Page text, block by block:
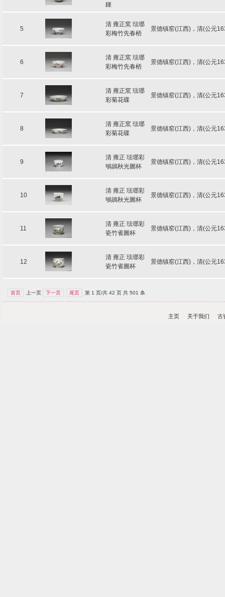
鍾
5
清 雍正窯 琺瑯
彩梅竹先春桮
景德镇窑(江西)，清(公元
6
清 雍正窯 琺瑯
彩梅竹先春桮
景德镇窑(江西)，清(公元
7
清 雍正窯 琺瑯
彩菊花碟
景德镇窑(江西)，清(公元
8
清 雍正窯 琺瑯
彩菊花碟
景德镇窑(江西)，清(公元
9
清 雍正 琺瑯彩
鴝鵒秋光圖杯
景德镇窑(江西)，清(公元
10
清 雍正 琺瑯彩
鴝鵒秋光圖杯
景德镇窑(江西)，清(公元
11
清 雍正 琺瑯彩
瓷竹雀圖杯
景德镇窑(江西)，清(公元
12
清 雍正 琺瑯彩
瓷竹雀圖杯
景德镇窑(江西)，清(公元
首页 上一页 下一页 尾页 第 1 页/共 42 页 共 501 条
主页 关于我们 古